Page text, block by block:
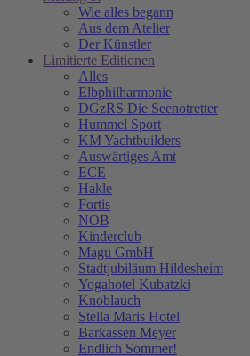
Wie alles begann
Aus dem Atelier
Der Künstler
Limitierte Editionen
Alles
Elbphilharmonie
DGzRS Die Seenotretter
Hummel Sport
KM Yachtbuilders
Auswärtiges Amt
ECE
Hakle
Fortis
NOB
Kinderclub
Magu GmbH
Stadtjubiläum Hildesheim
Yogahotel Kubatzki
Knoblauch
Stella Maris Hotel
Barkassen Meyer
Endlich Sommer!